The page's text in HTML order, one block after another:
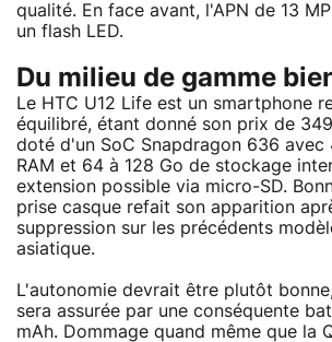
qualité. En face avant, l'APN de 13
un flash LED.
Du milieu de gamme
Le HTC U12 Life est un smartphone
équilibré, étant donné son prix de
doté d'un SoC Snapdragon 636 avec
RAM et 64 à 128 Go de stockage
extension possible via micro-SD.
prise casque refait son apparition
suppression sur les précédents
asiatique.
L'autonomie devrait être plutôt
sera assurée par une conséquente
mAh. Dommage quand même que la